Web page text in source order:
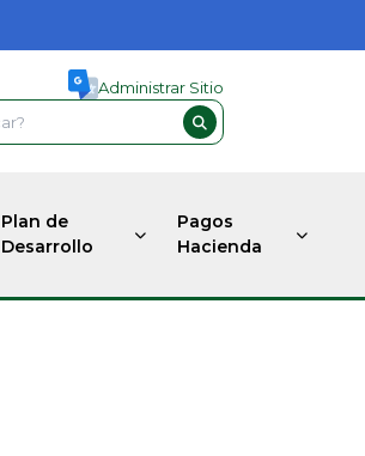
Administrar Sitio
Plan de
Desarrollo
Pagos
Hacienda